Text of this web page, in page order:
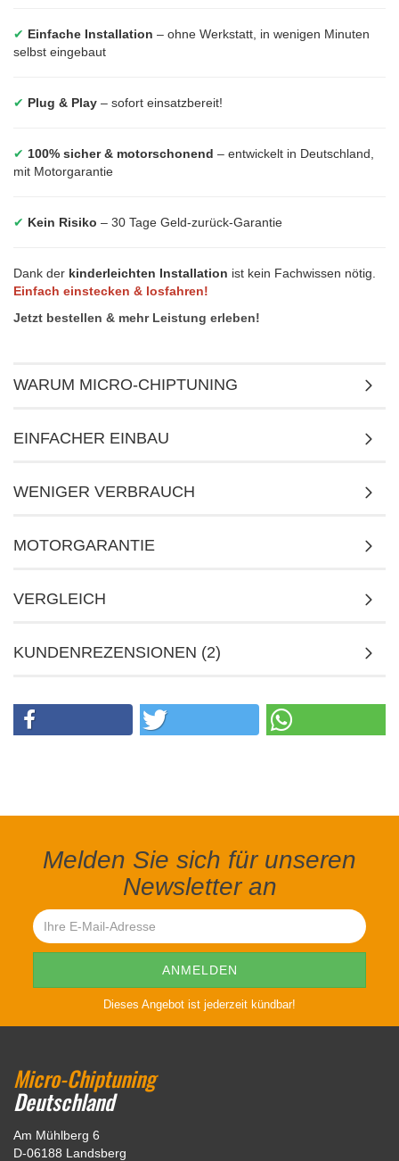
✔ Einfache Installation – ohne Werkstatt, in wenigen Minuten
selbst eingebaut
✔ Plug & Play – sofort einsatzbereit!
✔ 100% sicher & motorschonend – entwickelt in Deutschland,
mit Motorgarantie
✔ Kein Risiko – 30 Tage Geld-zurück-Garantie
Dank der kinderleichten Installation ist kein Fachwissen nötig.
Einfach einstecken & losfahren!
Jetzt bestellen & mehr Leistung erleben!
WARUM MICRO-CHIPTUNING
EINFACHER EINBAU
WENIGER VERBRAUCH
MOTORGARANTIE
VERGLEICH
KUNDENREZENSIONEN (2)
Melden Sie sich für unseren
Newsletter an
Dieses Angebot ist jederzeit kündbar!
Micro-Chiptuning
Deutschland
Am Mühlberg 6
D-06188 Landsberg